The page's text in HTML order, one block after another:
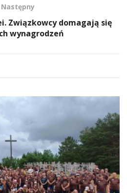
Następny
Związkowcy domagają się
wynagrodzeń